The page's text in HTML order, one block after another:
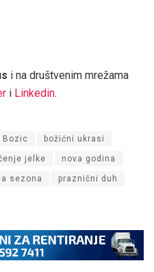
i na društvenim mrežama
i Linkedin.
Bozic božićni ukrasi
jelke nova godina
sezona praznični duh